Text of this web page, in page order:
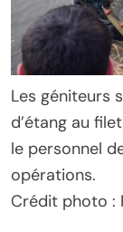
Les géniteurs
d’étang au
le personnel
opérations.
Crédit photo :